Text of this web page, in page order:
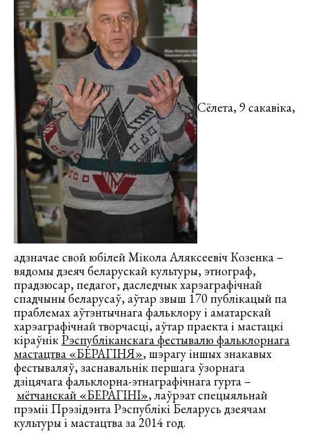
Сёлета, 9 сакавіка,
адзначае свой юбілей Мікола Аляксеевіч Козенка –
вядомы дзеяч беларускай культуры, этнограф,
прадзюсар, педагог, даследчык харэаграфічнай
спадчыны беларусаў, аўтар звыш 170 публікацый па
праблемах аўтэнтычнага фальклору і аматарскай
харэаграфічнай творчасці, аўтар праекта і мастацкі
кіраўнік Рэспубліканскага фестывалю фальклорнага
мастацтва «БЕРАГІНЯ», шэрагу іншых знакавых
фестываляў, заснавальнік першага ўзорнага
дзіцячага фальклорна-этнаграфічнага гурта –
мётчанскай «БЕРАГІНІ», лаўрэат спецыяльнай
прэміі Прэзідэнта Рэспублікі Беларусь дзеячам
культуры і мастацтва за 2014 год.